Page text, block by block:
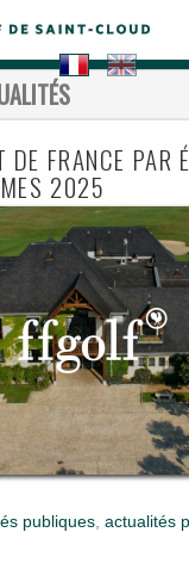
FRANCE PAR
2025
publiques actualités